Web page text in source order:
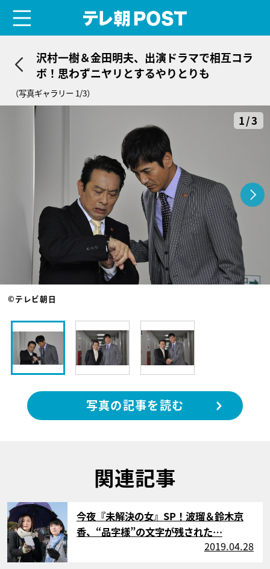
沢村一樹＆金田明夫、出演ドラマで相互コラ
ボ！思わずニヤリとするやりとりも
（写真ギャラリー 1/3）
1/3
©テレビ朝日
写真の記事を読む
関連記事
サムネイル
今夜『未解決の女』SP！波瑠＆鈴木京
香、“品字様”の文字が残された…
2019.04.28